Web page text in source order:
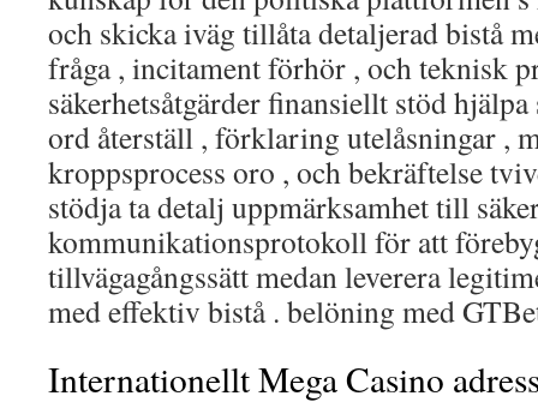
och skicka iväg tillåta detaljerad bistå
fråga , incitament förhör , och teknisk
säkerhetsåtgärder finansiellt stöd
ord återställ , förklaring utelåsningar ,
kroppsprocess oro , och bekräftelse
stödja ta detalj uppmärksamhet till
kommunikationsprotokoll för att
tillvägagångssätt medan leverera
med effektiv bistå . belöning med
Internationellt Mega Casino